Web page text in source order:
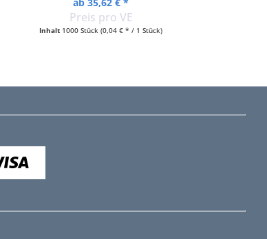
Preis pro VE
Inhalt 1000 Stück(0,04 € * / 1 Stück)